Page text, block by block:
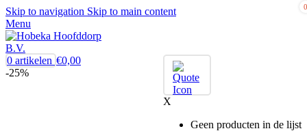
Skip to navigation Skip to main content
Menu
0
X
Geen producten in de lijst
0 artikelen €0,00
-25%